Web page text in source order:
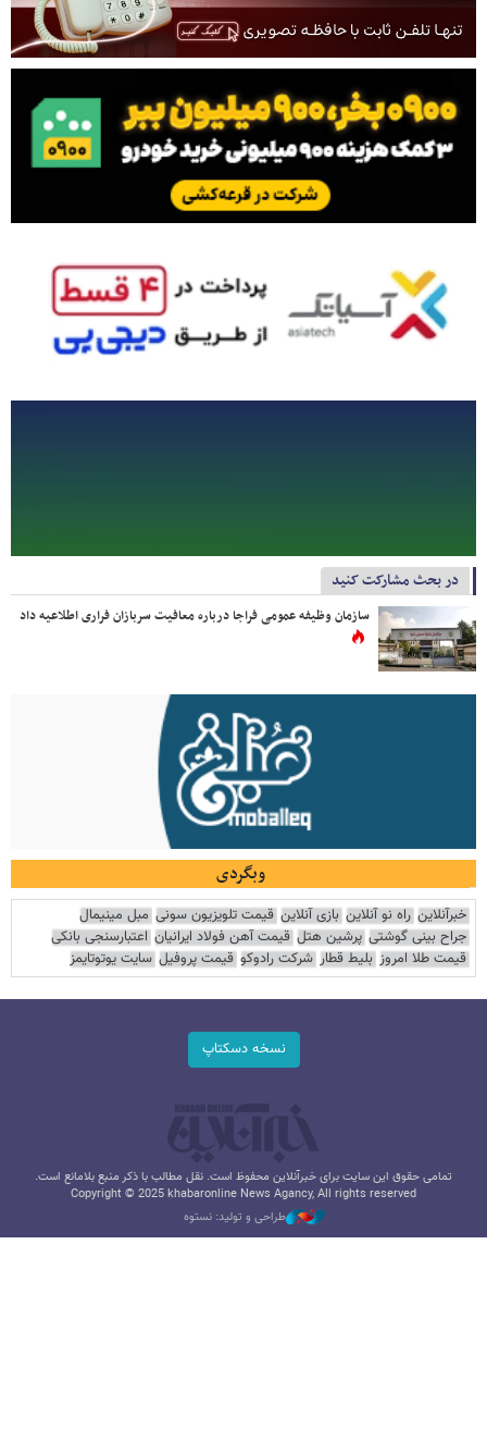
در بحث مشارکت کنید
سازمان وظیفه عمومی فراجا درباره معافیت سربازان فراری اطلاعیه داد
وبگردی
خبرآنلاین راه نو آنلاین بازی آنلاین قیمت تلویزیون سونی مبل مینیمال
جراح بینی گوشتی پرشین هتل قیمت آهن فولاد ایرانیان اعتبارسنجی بانکی
قیمت طلا امروز بلیط قطار شرکت رادوکو قیمت پروفیل سایت یوتوتایمز
نسخه دسکتاپ
تمامی حقوق این سایت برای خبرآنلاین محفوظ است. نقل مطالب با ذکر منبع بلامانع است.
Copyright © 2025 khabaronline News Agancy, All rights reserved
طراحی و تولید: نستوه